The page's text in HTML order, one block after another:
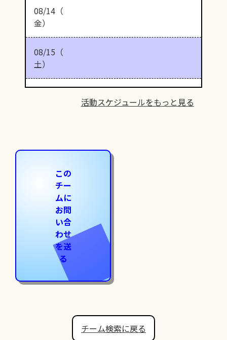
08/14（
金）
08/15（
土）
活動スケジュールをもっと見る
この
チー
ムに
お問
い合
わせ
を送
る
チーム検索に戻る